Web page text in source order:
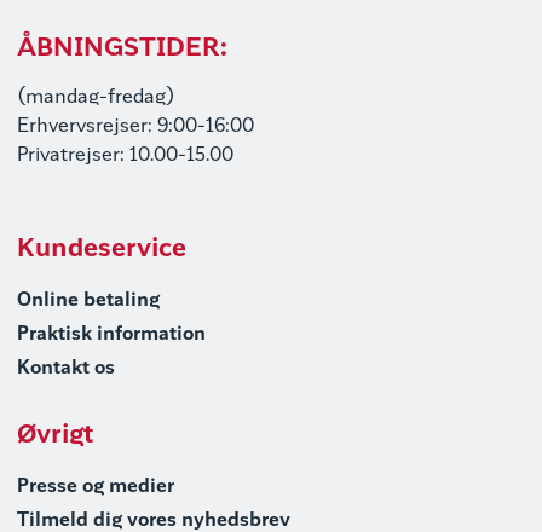
ÅBNINGSTIDER:
(mandag-fredag)
Erhvervsrejser: 9:00-16:00
Privatrejser: 10.00-15.00
Kundeservice
Online betaling
Praktisk information
Kontakt os
Øvrigt
Presse og medier
Tilmeld dig vores nyhedsbrev